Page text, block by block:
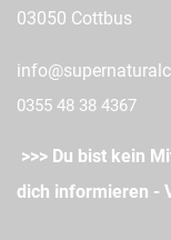
03050 Cottbus
0355 48 38 4367
>>> Du bist kein
dich informieren -